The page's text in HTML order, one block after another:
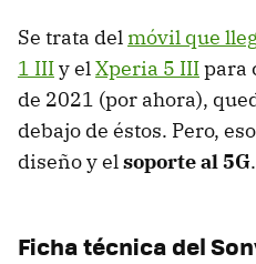
Se trata del móvil que
1 IIIy el Xperia 5 IIIpara
de 2021 (por ahora),
debajo de éstos. Pero,
diseño y el soporte al 5G.
Ficha técnica del